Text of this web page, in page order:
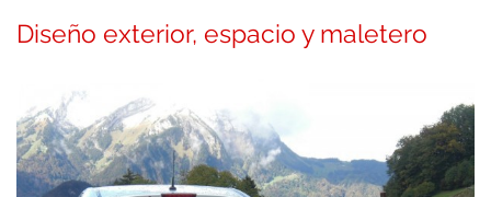
Diseño exterior, espacio y maletero